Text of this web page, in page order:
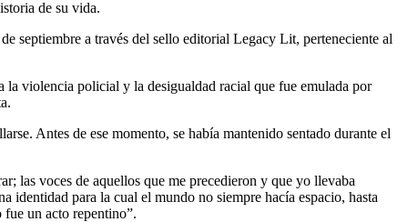
de su vida.
septiembre a través del sello editorial Legacy Lit, perteneciente al
la violencia policial y la desigualdad racial que fue emulada por
Antes de ese momento, se había mantenido sentado durante el
las voces de aquellos que me precedieron y que yo llevaba
para la cual el mundo no siempre hacía espacio, hasta
un acto repentino”.